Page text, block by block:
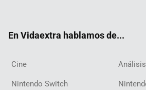
En Vidaextra hablamos de...
Cine Análisis
Nintendo Switch